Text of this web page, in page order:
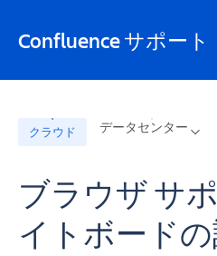
Confluence サポート
クラウド データセンター
ブラウザ サ
イトボード